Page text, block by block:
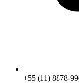
+55 (11) 8878-